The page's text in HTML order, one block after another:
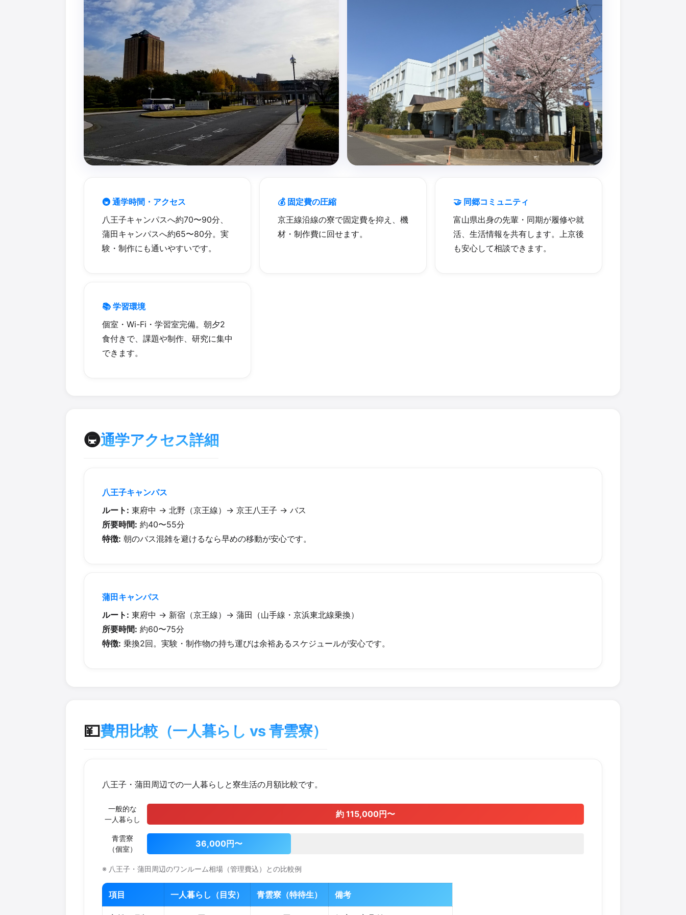
🚇 通学時間・アクセス
八王子キャンパスへ約70〜90分、
蒲田キャンパスへ約65〜80分。実
験・制作にも通いやすいです。
💰 固定費の圧縮
京王線沿線の寮で固定費を抑え、機
材・制作費に回せます。
🤝 同郷コミュニティ
富山県出身の先輩・同期が履修や就
活、生活情報を共有します。上京後
も安心して相談できます。
📚 学習環境
個室・Wi-Fi・学習室完備。朝夕2
食付きで、課題や制作、研究に集中
できます。
🚇通学アクセス詳細
八王子キャンパス
ルート: 東府中 → 北野（京王線）→ 京王八王子 → バス
所要時間: 約40〜55分
特徴: 朝のバス混雑を避けるなら早めの移動が安心です。
蒲田キャンパス
ルート: 東府中 → 新宿（京王線）→ 蒲田（山手線・京浜東北線乗換）
所要時間: 約60〜75分
特徴: 乗換2回。実験・制作物の持ち運びは余裕あるスケジュールが安心です。
💴費用比較（一人暮らし vs 青雲寮）
八王子・蒲田周辺での一人暮らしと寮生活の月額比較です。
一般的な
一人暮らし
約 115,000円〜
青雲寮
（個室）
36,000円〜
※ 八王子・蒲田周辺のワンルーム相場（管理費込）との比較例
項目 一人暮らし（目安） 青雲寮（特待生） 備考